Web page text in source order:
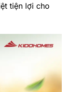
tiện lợi cho